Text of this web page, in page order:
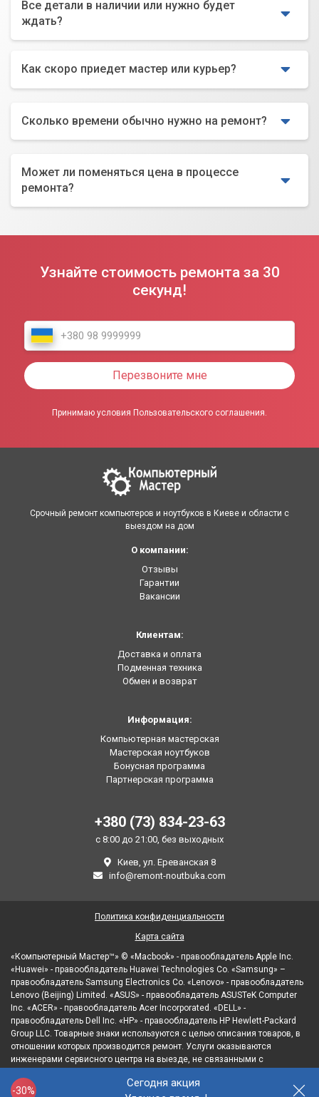
-30%
Сегодня акция
Все детали в наличии или нужно будет
ждать?
Как скоро приедет мастер или курьер?
Сколько времени обычно нужно на ремонт?
Может ли поменяться цена в процессе
ремонта?
Узнайте стоимость ремонта за 30
секунд!
Перезвоните мне
Принимаю условия Пользовательского соглашения.
Срочный ремонт компьютеров и ноутбуков в Киеве и области с
выездом на дом
О компании:
Отзывы
Гарантии
Вакансии
Клиентам:
Доставка и оплата
Подменная техника
Обмен и возврат
Информация:
Компьютерная мастерская
Мастерская ноутбуков
Бонусная программа
Партнерская программа
+380 (73) 834-23-63
с 8:00 до 21:00, без выходных
Киев, ул. Ереванская 8
info@remont-noutbuka.com
«Компьютерный Мастер™» © «Macbook» - правообладатель Apple Inc.
«Huawei» - правообладатель Huawei Technologies Co. «Samsung» –
правообладатель Samsung Electronics Co. «Lenovo» - правообладатель
Lenovo (Beijing) Limited. «ASUS» - правообладатель ASUSTeK Computer
Inc. «ACER» - правообладатель Acer Incorporated. «DELL» -
правообладатель Dell Inc. «HP» - правообладатель HP Hewlett-Packard
Group LLC. Товарные знаки используются с целью описания товаров, в
отношении которых производится ремонт. Услуги оказываются
инженерами сервисного центра на выезде, не связанными с
представителями в отношении товаров, которые уже были введены в
Политика конфиденциальности
Карта сайта